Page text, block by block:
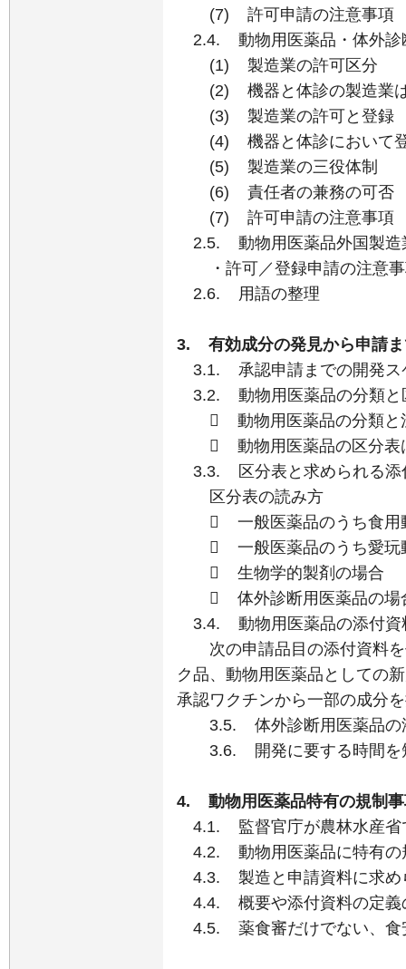
(7) 許可申請の注意事項
2.4. 動物用医薬品・体外診
(1) 製造業の許可区分
(2) 機器と体診の製造業は
(3) 製造業の許可と登録
(4) 機器と体診において登
(5) 製造業の三役体制
(6) 責任者の兼務の可否
(7) 許可申請の注意事項
2.5. 動物用医薬品外国製造
・許可／登録申請の注意
2.6. 用語の整理
3. 有効成分の発見から申請ま
3.1. 承認申請までの開発ス
3.2. 動物用医薬品の分類と
 動物用医薬品の分類と
 動物用医薬品の区分表
3.3. 区分表と求められる添
区分表の読み方
 一般医薬品のうち食用
 一般医薬品のうち愛玩
 生物学的製剤の場合
 体外診断用医薬品の場
3.4. 動物用医薬品の添付資
次の申請品目の添付資料を
ク品、動物用医薬品としての
承認ワクチンから一部の成分
3.5. 体外診断用医薬品の
3.6. 開発に要する時間を
4. 動物用医薬品特有の規制事
4.1. 監督官庁が農林水産省
4.2. 動物用医薬品に特有の
4.3. 製造と申請資料に求め
4.4. 概要や添付資料の定義
4.5. 薬食審だけでない、食